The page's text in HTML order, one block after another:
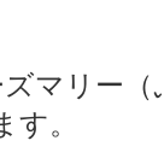
マリー
す。